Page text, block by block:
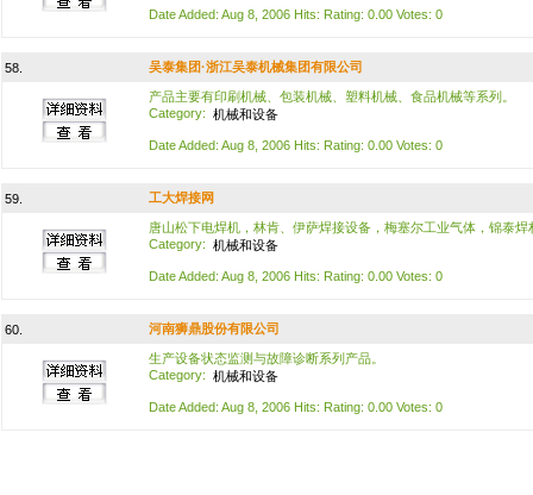
Date Added: Aug 8, 2006 Hits: Rating: 0.00 Votes: 0
58. 吴泰集团·浙江吴泰机械集团有限公司
产品主要有印刷机械、包装机械、塑料机械、食品机械等系列。
Category: 机械和设备
Date Added: Aug 8, 2006 Hits: Rating: 0.00 Votes: 0
59. 工大焊接网
唐山松下电焊机，林肯、伊萨焊接设备，梅塞尔工业气体，锦泰焊
Category: 机械和设备
Date Added: Aug 8, 2006 Hits: Rating: 0.00 Votes: 0
60. 河南狮鼎股份有限公司
生产设备状态监测与故障诊断系列产品。
Category: 机械和设备
Date Added: Aug 8, 2006 Hits: Rating: 0.00 Votes: 0